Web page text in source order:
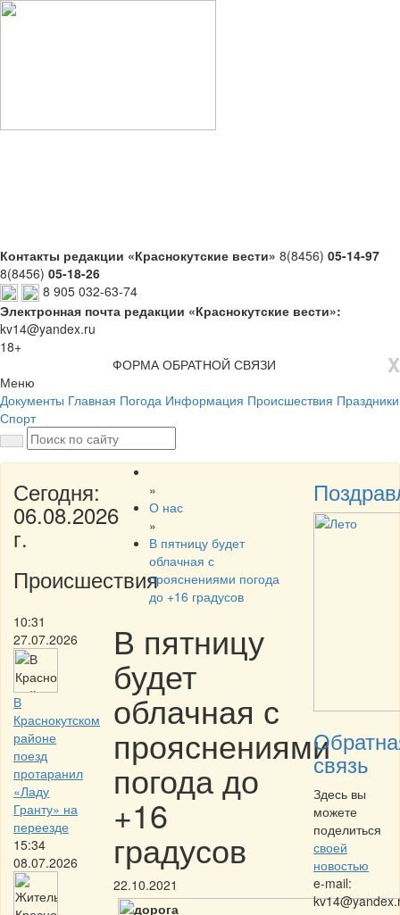
Контакты редакции «Краснокутские вести» 8(8456) 05-14-97
8(8456) 05-18-26
8 905 032-63-74
Электронная почта редакции «Краснокутские вести»:
kv14@yandex.ru
18+
X
ФОРМА ОБРАТНОЙ СВЯЗИ
Меню
Документы Главная Погода Информация Происшествия Праздники
Спорт
Сегодня:
06.08.2026
г.
Происшествия
10:31
27.07.2026
В
Краснокутском
районе
поезд
протаранил
«Ладу
Гранту» на
переезде
15:34
08.07.2026
»
О нас
»
В пятницу будет
облачная с
прояснениями погода
до +16 градусов
В пятницу
будет
облачная с
прояснениями
погода до
+16
градусов
22.10.2021
связь
Здесь вы
можете
поделиться
своей
новостью
e-mail: